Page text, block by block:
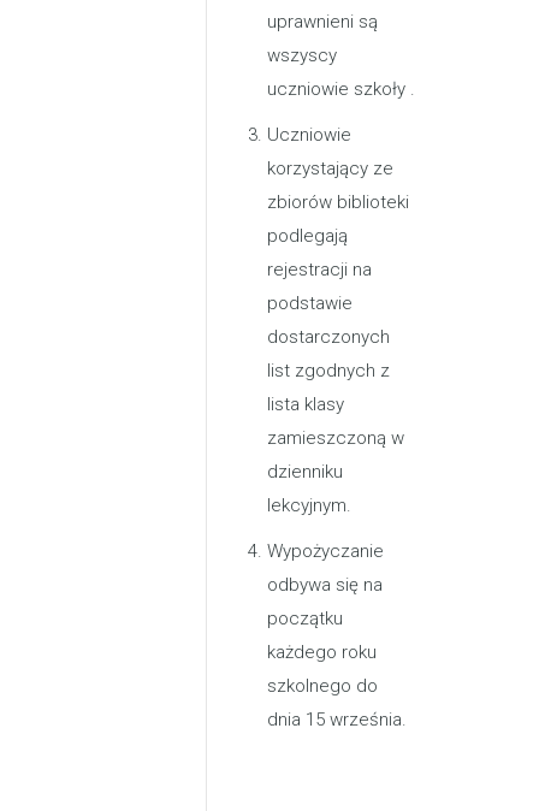
uprawnieni są
wszyscy
uczniowie szkoły .
Uczniowie
korzystający ze
zbiorów biblioteki
podlegają
rejestracji na
podstawie
dostarczonych
list zgodnych z
lista klasy
zamieszczoną w
dzienniku
lekcyjnym.
Wypożyczanie
odbywa się na
początku
każdego roku
szkolnego do
dnia 15 września.